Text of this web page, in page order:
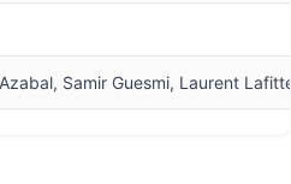
Samir Guesmi, Laurent Lafitte